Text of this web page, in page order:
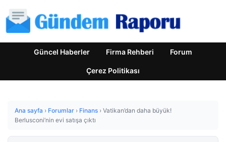
Güncel Haberler Firma Rehberi Forum
Çerez Politikası
Ana sayfa › Forumlar › Finans › Vatikan’dan daha büyük!
Berlusconi’nin evi satışa çıktı